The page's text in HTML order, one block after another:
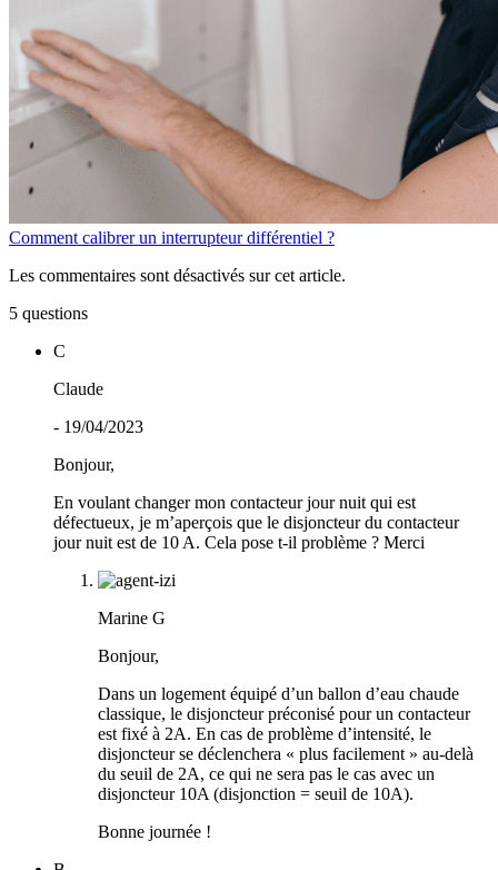
Comment calibrer un interrupteur différentiel ?
Les commentaires sont désactivés sur cet article.
5 questions
C
Claude
- 19/04/2023
Bonjour,
En voulant changer mon contacteur jour nuit qui est
défectueux, je m’aperçois que le disjoncteur du contacteur
jour nuit est de 10 A. Cela pose t-il problème ? Merci
Marine G
Bonjour,
Dans un logement équipé d’un ballon d’eau chaude
classique, le disjoncteur préconisé pour un contacteur
est fixé à 2A. En cas de problème d’intensité, le
disjoncteur se déclenchera « plus facilement » au-delà
du seuil de 2A, ce qui ne sera pas le cas avec un
disjoncteur 10A (disjonction = seuil de 10A).
Bonne journée !